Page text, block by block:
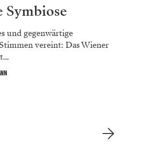
und gegenwärtige
vereint: Das Wiener